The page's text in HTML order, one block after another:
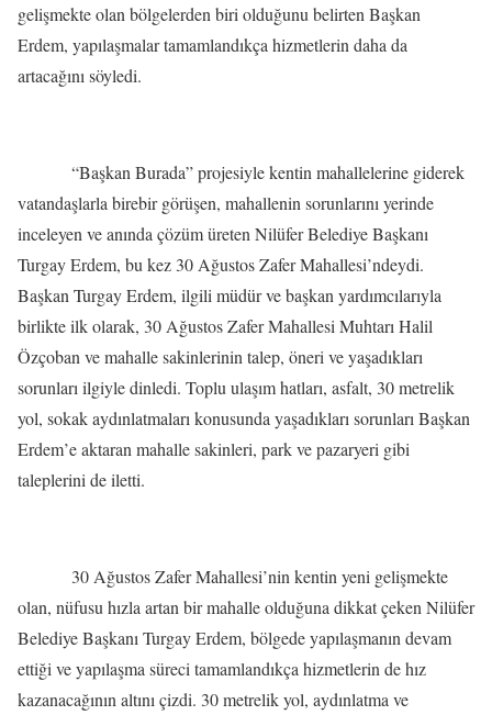
gelişmekte olan bölgelerden biri olduğunu belirten Başkan
Erdem, yapılaşmalar tamamlandıkça hizmetlerin daha da
artacağını söyledi.
“Başkan Burada” projesiyle kentin mahallelerine giderek
vatandaşlarla birebir görüşen, mahallenin sorunlarını yerinde
inceleyen ve anında çözüm üreten Nilüfer Belediye Başkanı
Turgay Erdem, bu kez 30 Ağustos Zafer Mahallesi’ndeydi.
Başkan Turgay Erdem, ilgili müdür ve başkan yardımcılarıyla
birlikte ilk olarak, 30 Ağustos Zafer Mahallesi Muhtarı Halil
Özçoban ve mahalle sakinlerinin talep, öneri ve yaşadıkları
sorunları ilgiyle dinledi. Toplu ulaşım hatları, asfalt, 30 metrelik
yol, sokak aydınlatmaları konusunda yaşadıkları sorunları Başkan
Erdem’e aktaran mahalle sakinleri, park ve pazaryeri gibi
taleplerini de iletti.
30 Ağustos Zafer Mahallesi’nin kentin yeni gelişmekte
olan, nüfusu hızla artan bir mahalle olduğuna dikkat çeken Nilüfer
Belediye Başkanı Turgay Erdem, bölgede yapılaşmanın devam
ettiği ve yapılaşma süreci tamamlandıkça hizmetlerin de hız
kazanacağının altını çizdi. 30 metrelik yol, aydınlatma ve